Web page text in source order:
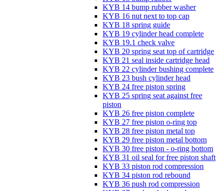
KYB 14 bump rubber washer
KYB 16 nut next to top cap
KYB 18 spring guide
KYB 19 cylinder head complete
KYB 19.1 check valve
KYB 20 spring seat top of cartridge
KYB 21 seal inside cartridge head
KYB 22 cylinder bushing complete
KYB 23 bush cylinder head
KYB 24 free piston spring
KYB 25 spring seat against free
piston
KYB 26 free piston complete
KYB 27 free piston o-ring top
KYB 28 free piston metal top
KYB 29 free piston metal bottom
KYB 30 free piston - o-ring bottom
KYB 31 oil seal for free piston shaft
KYB 33 piston rod compression
KYB 34 piston rod rebound
KYB 36 push rod compression